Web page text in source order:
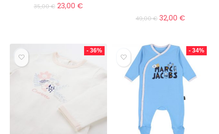
35,00€ 23,00 €
49,00€ 32,00€
- 36% - 34%